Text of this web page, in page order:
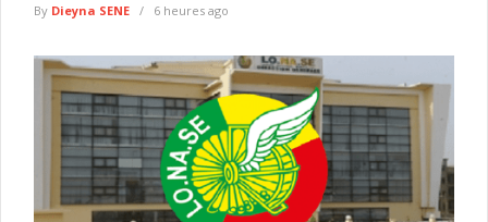
By Dieyna SENE 6 heures ago